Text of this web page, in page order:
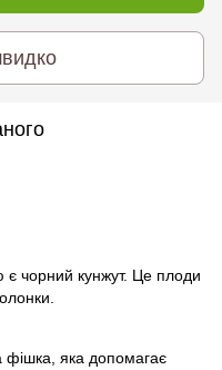
є чорний кунжут. Це плоди
фішка, яка допомагає